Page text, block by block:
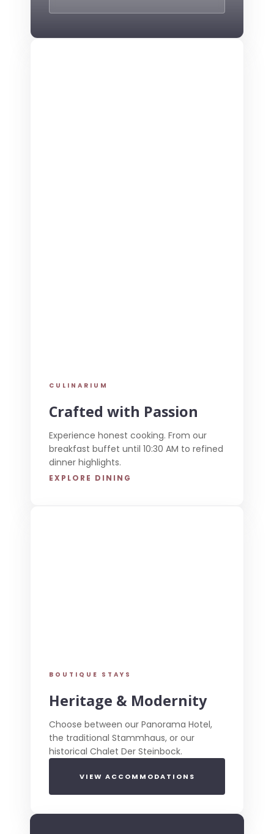
CULINARIUM
Crafted with Passion
Experience honest cooking. From our
breakfast buffet until 10:30 AM to refined
dinner highlights.
EXPLORE DINING
BOUTIQUE STAYS
Heritage & Modernity
Choose between our Panorama Hotel,
the traditional Stammhaus, or our
historical Chalet Der Steinbock.
VIEW ACCOMMODATIONS